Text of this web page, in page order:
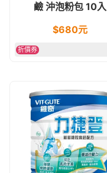
鹼 沖泡粉包 10入
$680元
折價券